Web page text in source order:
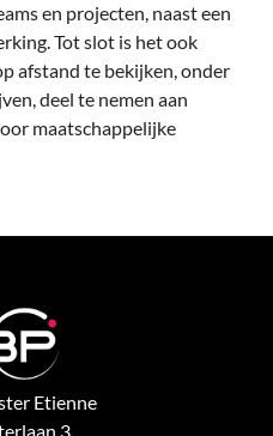
en projecten, naast een
Tot slot is het ook
afstand te bekijken, onder
deel te nemen aan
maatschappelijke
Etienne
3,